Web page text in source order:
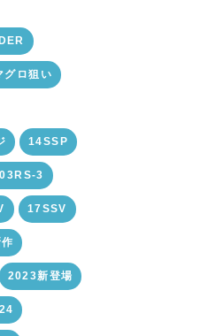
ロ狙い
14SSP
3
17SSV
2023新登場